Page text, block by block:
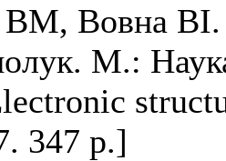
Вовна ВІ.
М.:
347 p.]